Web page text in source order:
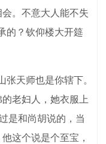
。不意大人能不失
的？钦仰楼大开筵
天师也是你辖下。
老妇人，她衣服上
是和尚胡说的，当
这个说是个至宝，